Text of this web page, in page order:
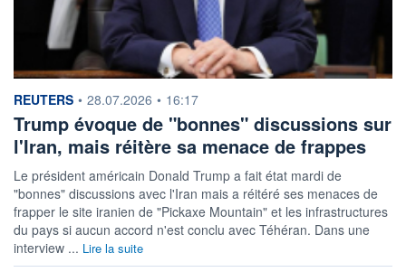
information fournie par
REUTERS • 28.07.2026 • 16:17
Trump évoque de "bonnes" discussions sur
l'Iran, mais réitère sa menace de frappes
Le président américain Donald Trump ‌a fait état mardi de
"bonnes" discussions avec l'Iran mais a réitéré ses menaces de ​
frapper le site iranien de "Pickaxe Mountain" et les infrastructures
du pays si aucun accord n'est conclu avec Téhéran. Dans une
interview ... Lire la suite